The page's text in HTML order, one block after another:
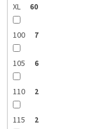
XL 60
100 7
105 6
110 2
115 2